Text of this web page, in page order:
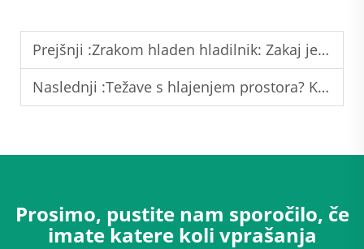
Prejšnji :Zrakom hladen hladilnik: Zakaj je zanesljiv za stabilno hlajenje
Naslednji :Težave s hlajenjem prostora? Komercialna klimatizacija izpolnjuje različne potrebe
Prosimo, pustite nam sporočilo, če
imate katere koli vprašanja